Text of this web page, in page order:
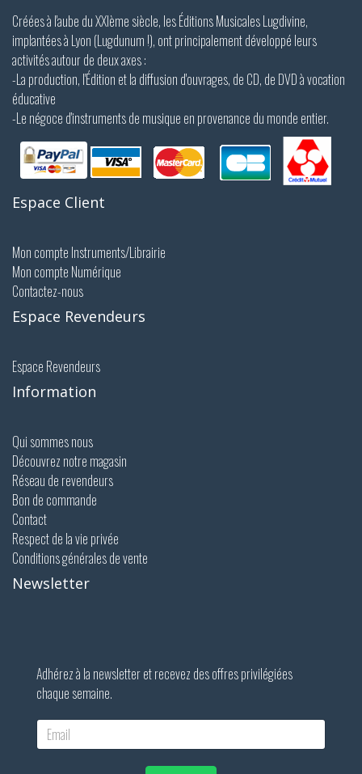
Créées à l'aube du XXIème siècle, les Éditions Musicales Lugdivine,
implantées à Lyon (Lugdunum !), ont principalement développé leurs
activités autour de deux axes :
-La production, l'Édition et la diffusion d'ouvrages, de CD, de DVD à vocation
éducative
-Le négoce d'instruments de musique en provenance du monde entier.
Espace Client
Mon compte Instruments/Librairie
Mon compte Numérique
Contactez-nous
Espace Revendeurs
Espace Revendeurs
Information
Qui sommes nous
Découvrez notre magasin
Réseau de revendeurs
Bon de commande
Contact
Respect de la vie privée
Conditions générales de vente
Newsletter
Adhérez à la newsletter et recevez des offres privilégiées
chaque semaine.